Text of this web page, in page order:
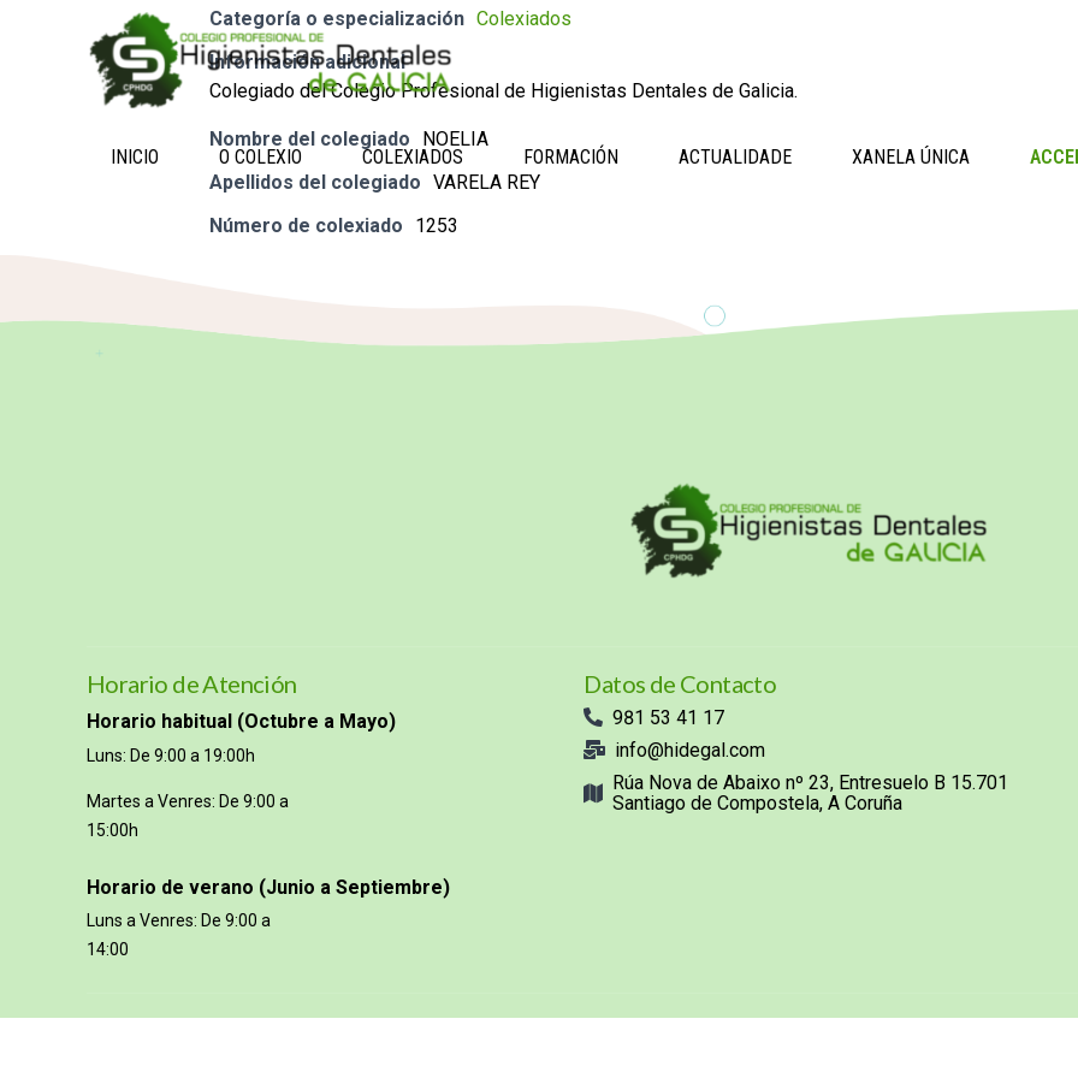
INICIO O COLEXIO COLEXIADOS FORMACIÓN ACTUALIDADE XANELA ÚNICA
Categoría o especialización Colexiados
Información adicional
Colegiado del Colegio Profesional de Higienistas Dentales de Galicia.
Nombre del colegiado
NOELIA
Apellidos del colegiado VARELA REY
Número de colexiado
1253
Horario de Atención
Horario habitual (Octubre a Mayo)
Luns: De 9:00 a 19:00h
Martes a Venres: De 9:00 a
15:00h
Horario de verano (Junio a Septiembre)
Luns a Venres: De 9:00 a
14:00
Datos de Contacto
981 53 41 17
info@hidegal.com
Rúa Nova de Abaixo nº 23, Entresuelo B 15.701
Santiago de Compostela, A Coruña